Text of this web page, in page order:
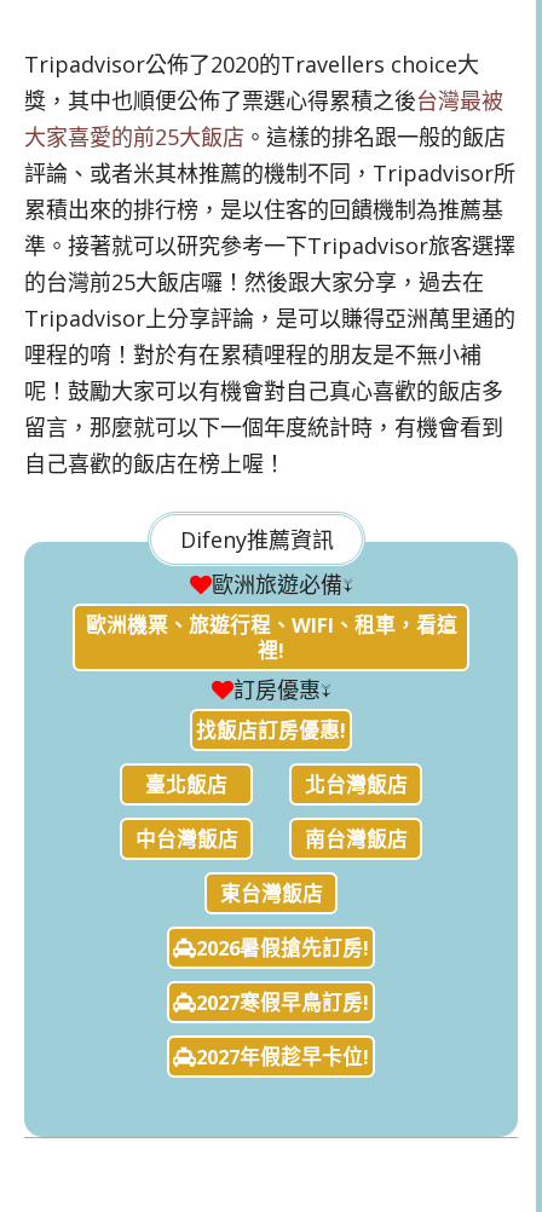
Tripadvisor公佈了2020的Travellers choice大
獎，其中也順便公佈了票選心得累積之後台灣最被
大家喜愛的前25大飯店 。這樣的排名跟一般的飯店
評論、或者米其林推薦的機制不同，Tripadvisor所
累積出來的排行榜，是以住客的回饋機制為推薦基
準。接著就可以研究參考一下Tripadvisor旅客選擇
的台灣前25大飯店囉！然後跟大家分享，過去在
Tripadvisor上分享評論，是可以賺得亞洲萬里通的
哩程的唷！對於有在累積哩程的朋友是不無小補
呢！鼓勵大家可以有機會對自己真心喜歡的飯店多
留言，那麼就可以下一個年度統計時，有機會看到
自己喜歡的飯店在榜上喔！
Difeny推薦資訊
歐洲旅遊必備↓
歐洲機票、旅遊行程、WIFI、租車，看這
裡!
訂房優惠↓
找飯店訂房優惠!
臺北飯店
北台灣飯店
中台灣飯店
南台灣飯店
東台灣飯店
2026暑假搶先訂房!
2027寒假早鳥訂房!
2027年假趁早卡位!